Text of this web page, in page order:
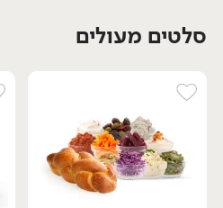
יח׳
סלטים מעולים